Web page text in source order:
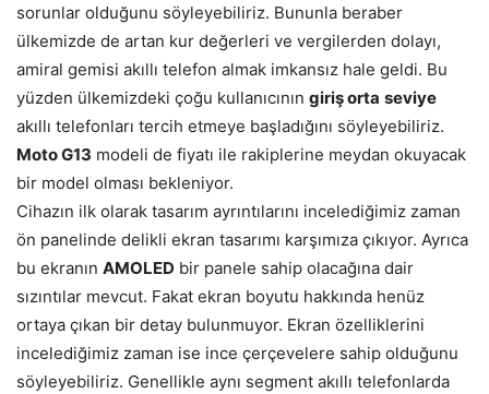
sorunlar olduğunu söyleyebiliriz. Bununla beraber
ülkemizde de artan kur değerleri ve vergilerden dolayı,
amiral gemisi akıllı telefon almak imkansız hale geldi. Bu
yüzden ülkemizdeki çoğu kullanıcının giriş orta seviye
akıllı telefonları tercih etmeye başladığını söyleyebiliriz.
Moto G13 modeli de fiyatı ile rakiplerine meydan okuyacak
bir model olması bekleniyor.
Cihazın ilk olarak tasarım ayrıntılarını incelediğimiz zaman
ön panelinde delikli ekran tasarımı karşımıza çıkıyor. Ayrıca
bu ekranın AMOLED bir panele sahip olacağına dair
sızıntılar mevcut. Fakat ekran boyutu hakkında henüz
ortaya çıkan bir detay bulunmuyor. Ekran özelliklerini
incelediğimiz zaman ise ince çerçevelere sahip olduğunu
söyleyebiliriz. Genellikle aynı segment akıllı telefonlarda